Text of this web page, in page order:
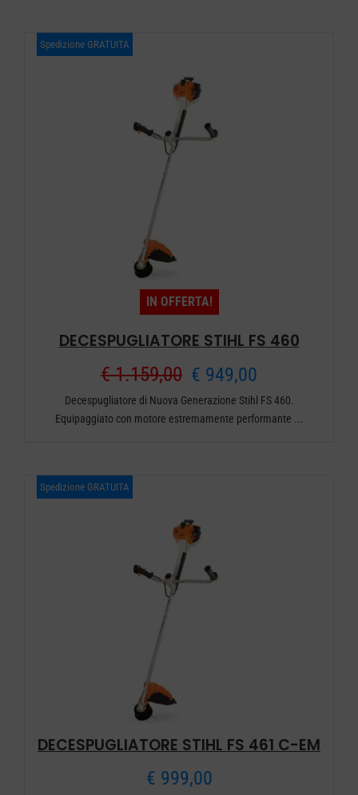
Spedizione GRATUITA
IN OFFERTA!
DECESPUGLIATORE STIHL FS 460
€1.159,00 Il
prezzo
€ 949,00
prezzo
Decespugliatore di Nuova Generazione Stihl FS 460.
Equipaggiato con motore estremamente performante ...
Spedizione GRATUITA
DECESPUGLIATORE STIHL FS 461 C-EM
€ 999,00